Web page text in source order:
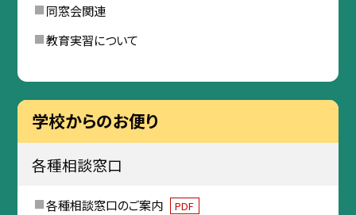
同窓会関連
教育実習について
学校からのお便り
各種相談窓口
各種相談窓口のご案内 PDF